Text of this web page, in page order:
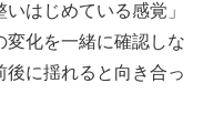
はじめている感覚」
変化を一緒に確認しな
に揺れると向き合っ